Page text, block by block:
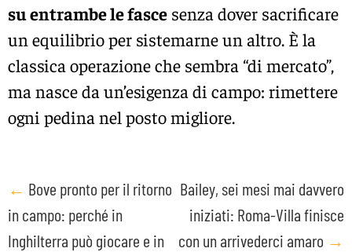
su entrambe le fasce senza dover sacrificare
un equilibrio per sistemarne un altro. È la
classica operazione che sembra “di mercato”,
ma nasce da un’esigenza di campo: rimettere
ogni pedina nel posto migliore.
Post
navigation
← Bove pronto per il ritorno
in campo: perché in
Inghilterra può giocare e in
Bailey, sei mesi mai davvero
iniziati: Roma-Villa finisce
con un arrivederci amaro →